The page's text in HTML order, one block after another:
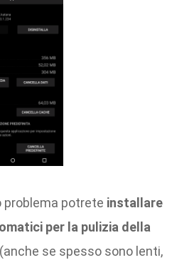
problema potrete installare
per la pulizia della
se spesso sono lenti,